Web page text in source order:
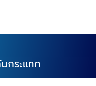
กระแทก